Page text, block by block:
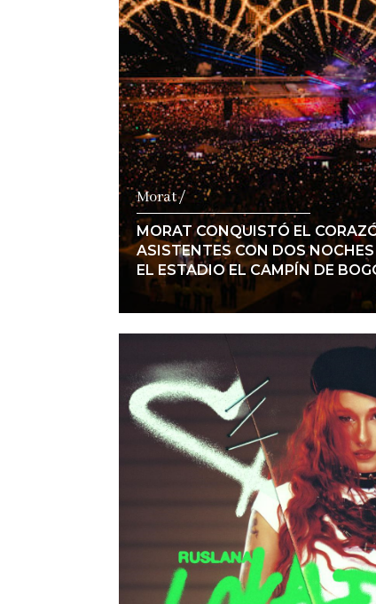
Ver
Morat /
MORAT CONQUISTÓ EL
ASISTENTES CON DOS
EL ESTADIO EL CAMPÍN DE
Ver